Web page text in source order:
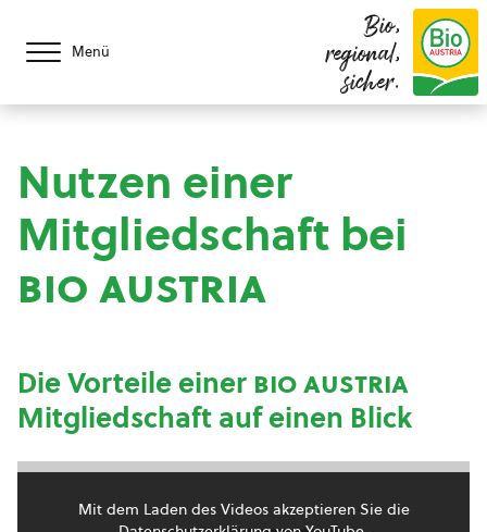
Menü
Bio,
regional,
sicher.
Nutzen einer
Mitgliedschaft bei
bio austria
Die Vorteile einerbio austria
Mitgliedschaft auf einen Blick
Mit dem Laden des Videos akzeptieren Sie die